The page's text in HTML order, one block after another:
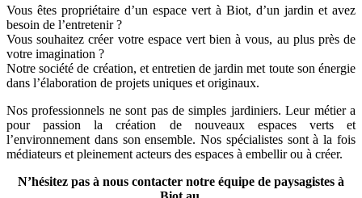
Vous êtes propriétaire d’un espace vert à Biot, d’un jardin et avez
besoin de l’entretenir ?
Vous souhaitez créer votre espace vert bien à vous, au plus près de
votre imagination ?
Notre société de création, et entretien de jardin met toute son énergie
dans l’élaboration de projets uniques et originaux.
Nos professionnels ne sont pas de simples jardiniers. Leur métier a
pour passion la création de nouveaux espaces verts et
l’environnement dans son ensemble. Nos spécialistes sont à la fois
médiateurs et pleinement acteurs des espaces à embellir ou à créer.
N’hésitez pas à nous contacter notre équipe de paysagistes à